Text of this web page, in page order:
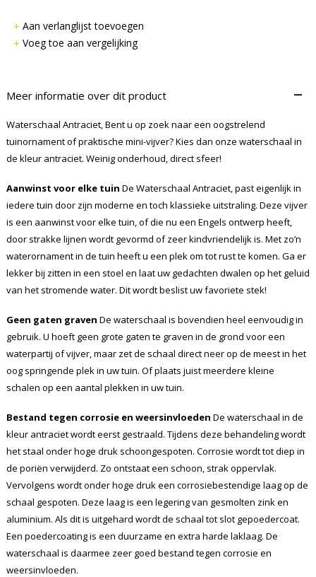
Aan verlanglijst toevoegen
Voeg toe aan vergelijking
Meer informatie over dit product –
Waterschaal Antraciet, Bent u op zoek naar een oogstrelend
tuinornament of praktische mini-vijver? Kies dan onze waterschaal in
de kleur antraciet. Weinig onderhoud, direct sfeer!
Aanwinst voor elke tuin De Waterschaal Antraciet, past eigenlijk in
iedere tuin door zijn moderne en toch klassieke uitstraling. Deze vijver
is een aanwinst voor elke tuin, of die nu een Engels ontwerp heeft,
door strakke lijnen wordt gevormd of zeer kindvriendelijk is. Met zo’n
waterornament in de tuin heeft u een plek om tot rust te komen. Ga er
lekker bij zitten in een stoel en laat uw gedachten dwalen op het geluid
van het stromende water. Dit wordt beslist uw favoriete stek!
Geen gaten graven De waterschaal is bovendien heel eenvoudig in
gebruik. U hoeft geen grote gaten te graven in de grond voor een
waterpartij of vijver, maar zet de schaal direct neer op de meest in het
oog springende plek in uw tuin. Of plaats juist meerdere kleine
schalen op een aantal plekken in uw tuin.
Bestand tegen corrosie en weersinvloeden De waterschaal in de
kleur antraciet wordt eerst gestraald. Tijdens deze behandeling wordt
het staal onder hoge druk schoongespoten. Corrosie wordt tot diep in
de poriën verwijderd. Zo ontstaat een schoon, strak oppervlak.
Vervolgens wordt onder hoge druk een corrosiebestendige laag op de
schaal gespoten. Deze laag is een legering van gesmolten zink en
aluminium. Als dit is uitgehard wordt de schaal tot slot gepoedercoat.
Een poedercoating is een duurzame en extra harde laklaag. De
waterschaal is daarmee zeer goed bestand tegen corrosie en
weersinvloeden.